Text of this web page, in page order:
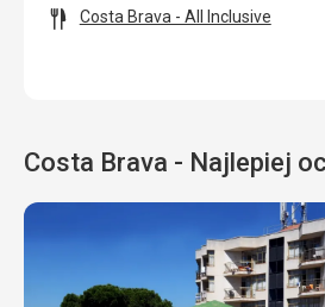
Costa Brava - All Inclusive
Costa Brava - Najlepiej